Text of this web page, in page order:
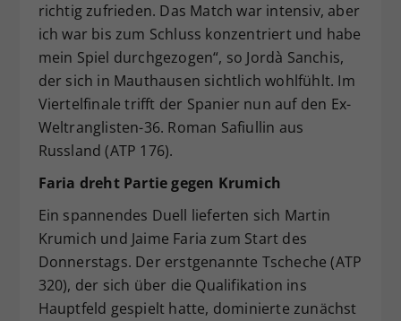
richtig zufrieden. Das Match war intensiv, aber
ich war bis zum Schluss konzentriert und habe
mein Spiel durchgezogen“, so Jordà Sanchis,
der sich in Mauthausen sichtlich wohlfühlt. Im
Viertelfinale trifft der Spanier nun auf den Ex-
Weltranglisten-36. Roman Safiullin aus
Russland (ATP 176).
Faria dreht Partie gegen Krumich
Ein spannendes Duell lieferten sich Martin
Krumich und Jaime Faria zum Start des
Donnerstags. Der erstgenannte Tscheche (ATP
320), der sich über die Qualifikation ins
Hauptfeld gespielt hatte, dominierte zunächst